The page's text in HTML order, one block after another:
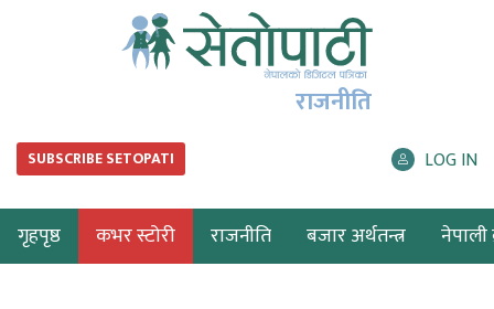
राजनीति
SUBSCRIBE SETOPATI LOG IN
गृहपृष्ठ कभर स्टोरी राजनीति बजार अर्थतन्त्र नेपाली